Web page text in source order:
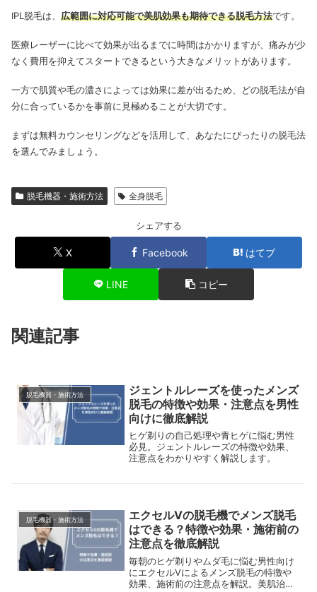
IPL脱毛は、 広範囲に対応可能で美肌効果も期待できる脱毛方法です。
医療レーザーに比べて効果が出るまでに時間はかかりますが、痛みが少
なく費用を抑えてスタートできるという大きなメリットがあります。
一方で肌質や毛の濃さによっては効果に差が出るため、どの脱毛法が自
分に合っているかを事前に見極めることが大切です。
まずは無料カウンセリングなどを活用して、あなたにぴったりの脱毛法
を選んでみましょう。
脱毛機器・施術方法 全身脱毛
シェアする
X Facebook はてブ
LINE コピー
関連記事
脱毛機器・施術方法
ジェントルレーズを使ったメンズ
脱毛の特徴や効果・注意点を男性
向けに徹底解説
ヒゲ剃りの自己処理や青ヒゲに悩む男性
必見。ジェントルレーズの特徴や効果、
注意点をわかりやすく解説します。
脱毛機器・施術方法
エクセルVの脱毛機でメンズ脱毛
はできる？特徴や効果・施術前の
注意点を徹底解説
毎朝のヒゲ剃りやムダ毛に悩む男性向け
にエクセルVによるメンズ脱毛の特徴や
効果、施術前の注意点を解説。美肌治療